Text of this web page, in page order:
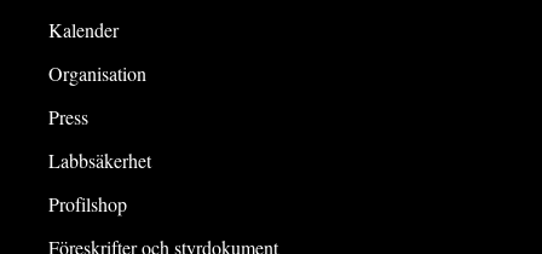
Kalender
Organisation
Press
Labbsäkerhet
Profilshop
Föreskrifter och styrdokument